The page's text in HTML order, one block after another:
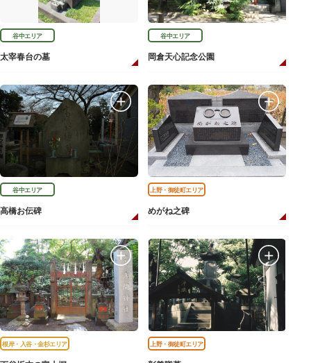
谷中エリア
太宰春台の墓
谷中エリア
岡倉天心記念公園
谷中エリア
高橋お伝碑
上野・御徒町エリア
めがね之碑
根岸・入谷・金杉エリア 上野・御徒町エリア